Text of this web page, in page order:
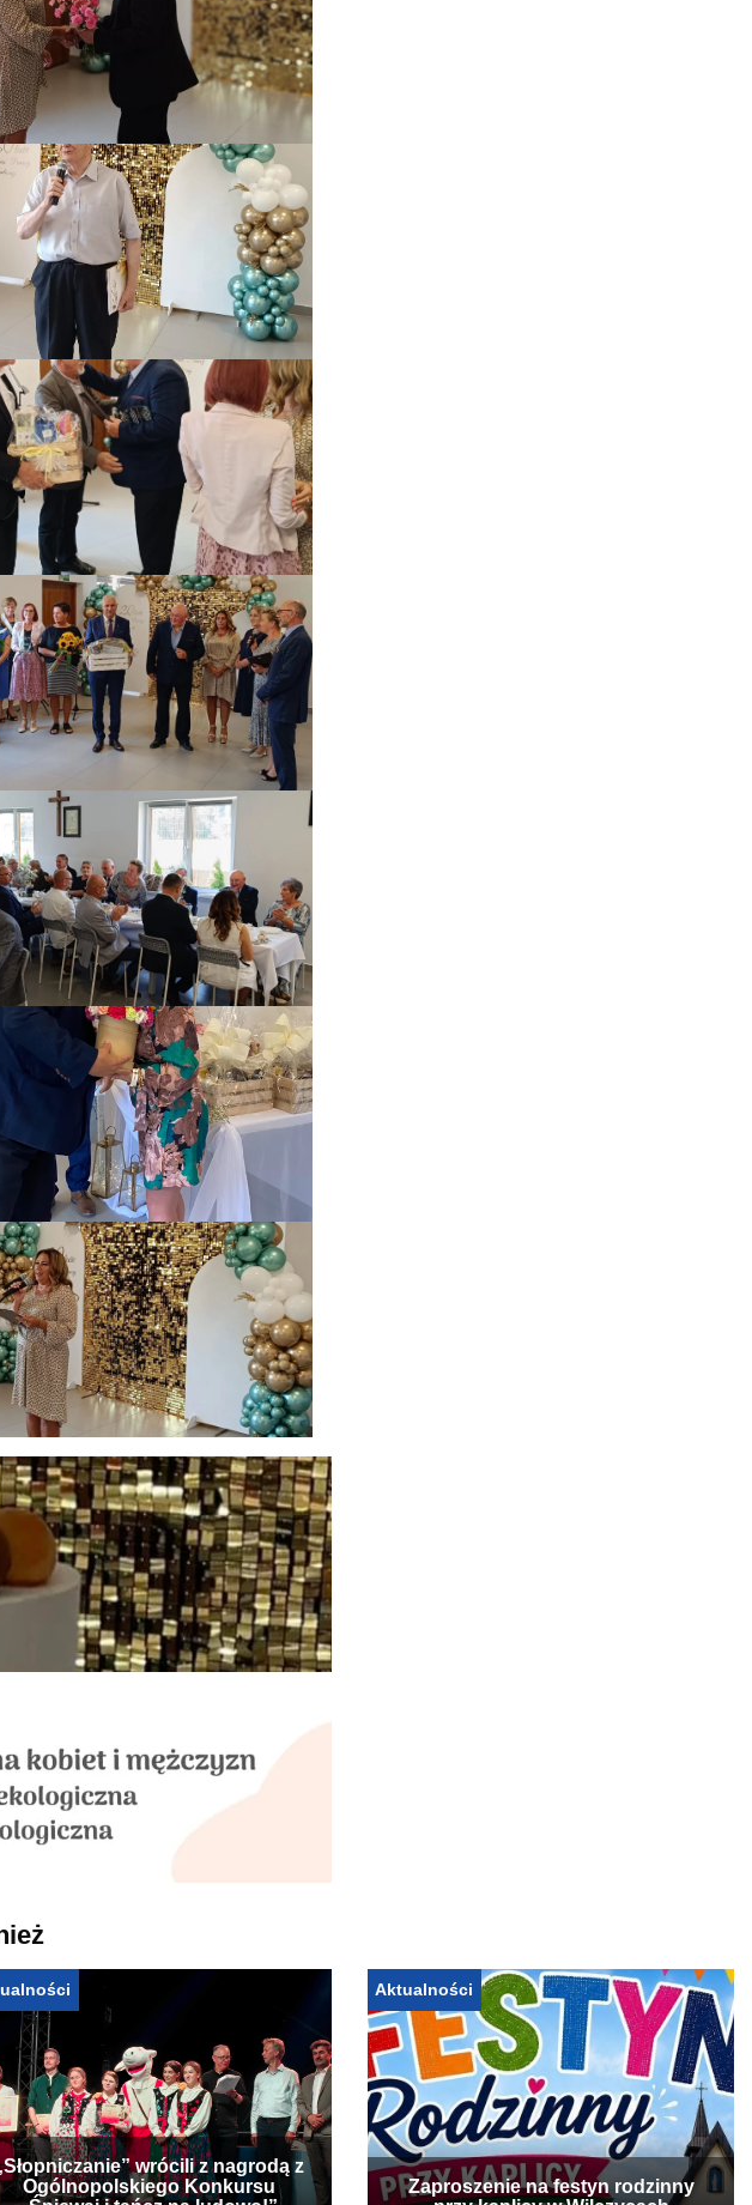
wrócili z nagrodą z
Ogólnopolskiego Konkursu
Aktualności
Zaproszenie na festyn rodzinny